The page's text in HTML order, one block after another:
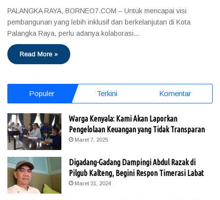
PALANGKA RAYA, BORNEO7.COM – Untuk mencapai visi
pembangunan yang lebih inklusif dan berkelanjutan di Kota
Palangka Raya, perlu adanya kolaborasi…
Read More »
Populer Terkini Komentar
Warga Kenyala: Kami Akan Laporkan
Pengelolaan Keuangan yang Tidak Transparan
Maret 7, 2025
Digadang-Gadang Dampingi Abdul Razak di
Pilgub Kalteng, Begini Respon Timerasi Labat
Maret 31, 2024